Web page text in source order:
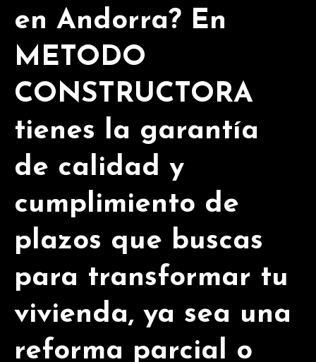
en Andorra? En
METODO
CONSTRUCTORA
tienes la garantía
de calidad y
cumplimiento de
plazos que buscas
para transformar tu
vivienda, ya sea una
reforma parcial o